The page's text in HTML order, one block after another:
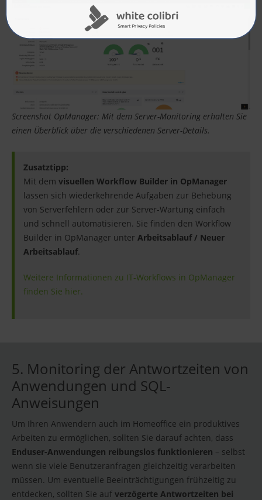
Screenshot OpManager: Mit dem Server-Monitoring erhalten Sie
einen Überblick über die verschiedenen Server-Details.
Zusatztipp:
Mit dem visuellen Workflow Builder in OpManager
lassen sich wiederkehrende Aufgaben zur Behebung
von Serverfehlern oder zur Server-Wartung einfach
und schnell automatisieren. Sie finden den Workflow
Builder in OpManager unter Arbeitsablauf / Neuer
Arbeitsablauf.
Weitere Informationen zu IT-Workflows in OpManager
finden Sie hier.
5. Monitoring der Antwortzeiten von
Anwendungen und SQL-
Anweisungen
Um Ihren Anwendern auch im Homeoffice ein produktives
Arbeiten zu ermöglichen, sollten Sie darauf achten, dass
Enduser-Anwendungen reibungslos funktionieren – selbst
wenn sie viele Benutzeranfragen gleichzeitig verarbeiten
müssen. Um eventuelle Beeinträchtigungen frühzeitig zu
entdecken, sollten Sie auf verzögerte Antwortzeiten bei